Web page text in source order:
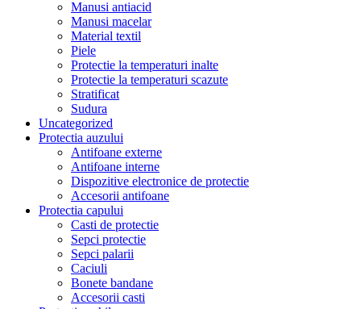
Manusi antiacid
Manusi macelar
Material textil
Piele
Protectie la temperaturi inalte
Protectie la temperaturi scazute
Stratificat
Sudura
Uncategorized
Protectia auzului
Antifoane externe
Antifoane interne
Dispozitive electronice de protectie
Accesorii antifoane
Protectia capului
Casti de protectie
Sepci protectie
Sepci palarii
Caciuli
Bonete bandane
Accesorii casti